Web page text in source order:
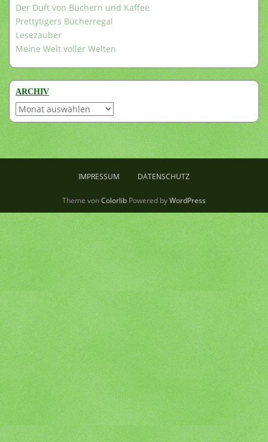
Der Duft von Büchern und Kaffee
Prettytigers Bücherregal
Lesezauber
Meine Welt voller Welten
ARCHIV
Archiv
IMPRESSUM DATENSCHUTZ
Theme vonColorlib Powered byWordPress